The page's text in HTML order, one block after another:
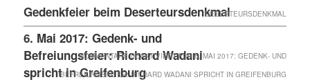
Gedenkfeier beim DeserteursdenkmalDESERTEURSDENKMAL
6. Mai 2017: Gedenk- und
Befreiungsfeier: Richard Wadani
spricht in Greifenburg
KOMMENTARE DEAKTIVIERTFÜR 6. MAI 2017: GEDENK- UND
BEFREIUNGSFEIER: RICHARD WADANI SPRICHT IN GREIFENBURG